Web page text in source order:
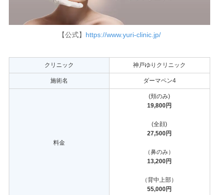
【公式】 https://www.yuri-clinic.jp/
クリニック 神戸ゆりクリニック
施術名 ダーマペン4
料金
(頬のみ)
19,800円
(全顔)
27,500円
（鼻のみ）
13,200円
（背中上部）
55,000円